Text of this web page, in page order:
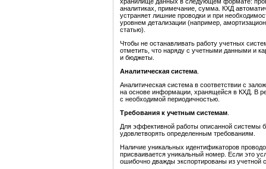
аналитиках, примечание, сумма. КХД
устраняет лишние проводки и при
уровнем детализации (например,
статью).
Чтобы не останавливать работу учетных
отметить, что наряду с учетными данными и
и бюджеты.
Аналитическая система
Аналитическая система в соответствии с
на основе информации, хранящейся в КХД. В
с необходимой периодичностью.
Требования к учетным системам
Для эффективной работы описанной системы
удовлетворять определенным требованиям.
Наличие уникальных идентификаторов
присваивается уникальный номер. Если это
ошибочно дважды экспортированы из учетной